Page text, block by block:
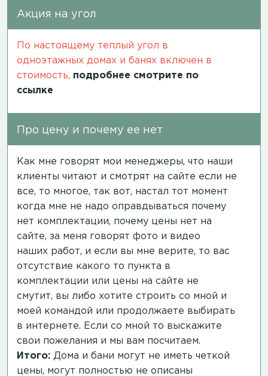
Акция на угол
По настоящему теплый угол в
одноэтажных домах и банях включен в
стоимость, подробнее смотрите по
ссылке
Про цену и почему ее нет
Как мне говорят мои менеджеры, что наши
клиенты читают и смотрят на сайте если не
все, то многое, так вот, настал тот момент
когда мне не надо оправдываться почему
нет комплектации, почему цены нет на
сайте, за меня говорят фото и видео
наших работ, и если вы мне верите, то вас
отсутствие какого то пункта в
комплектации или цены на сайте не
смутит, вы либо хотите строить со мной и
моей командой или продолжаете выбирать
в интернете. Если со мной то выскажите
свои пожелания и мы вам посчитаем.
Итого: Дома и бани могут не иметь четкой
цены, могут полностью не описаны